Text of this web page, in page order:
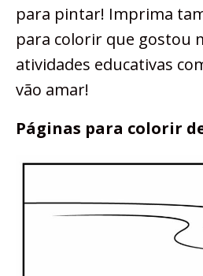
para pintar! Imprima
para colorir que gostou
atividades educativas
vão amar!
Páginas para colorir